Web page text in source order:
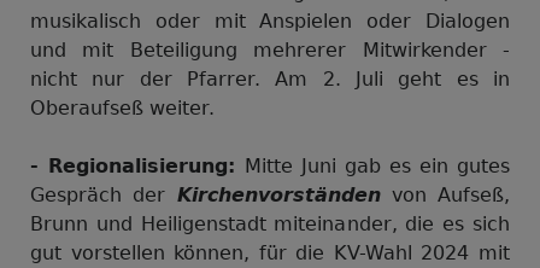
musikalisch oder mit Anspielen oder Dialogen
und mit Beteiligung mehrerer Mitwirkender -
nicht nur der Pfarrer. Am 2. Juli geht es in
Oberaufseß weiter.
- Regionalisierung: Mitte Juni gab es ein gutes
Gespräch der Kirchenvorständenvon Aufseß,
Brunn und Heiligenstadt miteinander, die es sich
gut vorstellen können, für die KV-Wahl 2024 mit